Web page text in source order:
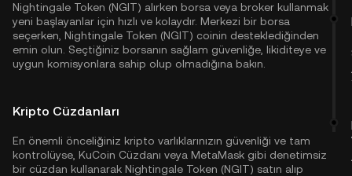
Nightingale Token (NGIT) alırken borsa veya broker kullanmak
yeni başlayanlar için hızlı ve kolaydır. Merkezi bir borsa
seçerken, Nightingale Token (NGIT) coinin desteklediğinden
emin olun. Seçtiğiniz borsanın sağlam güvenliğe, likiditeye ve
uygun komisyonlara sahip olup olmadığına bakın.
Kripto Cüzdanları
En önemli önceliğiniz kripto varlıklarınızın güvenliği ve tam
kontrolüyse, KuCoin Cüzdanı veya MetaMask gibi denetimsiz
bir cüzdan kullanarak Nightingale Token (NGIT) satın alıp